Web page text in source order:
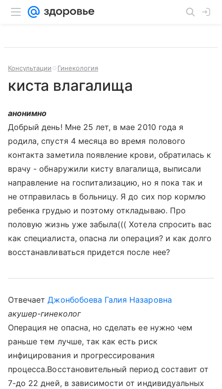
Консультации Гинекология
киста влагалища
анонимно
Добрый день! Мне 25 лет, в мае 2010 года я
родила, спустя 4 месяца во время полового
контакта заметила появление крови, обратилась к
врачу - обнаружили кисту влагалища, выписали
направление на госпитализацию, но я пока так и
не отправилась в больницу. Я до сих пор кормлю
ребенка грудью и поэтому откладываю. Про
половую жизнь уже забыла((( Хотела спросить вас
как специалиста, опасна ли операция? и как долго
восстанавливаться придется после нее?
ОтвечаетДжонбобоева Галия Назаровна
акушер-гинеколог
Операция не опасна, но сделать ее нужно чем
раньше тем лучше, так как есть риск
инфицирования и прогрессирования
процесса.Восстановительный период составит от
7-до 22 дней, в зависимости от индивидуальных